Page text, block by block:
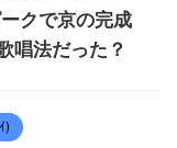
クで京の完成
唱法だった？
)